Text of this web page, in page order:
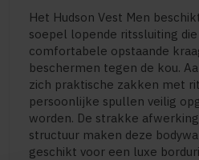
Het Hudson Vest Men
soepel lopende ritssluiting
comfortabele opstaande
beschermen tegen de kou.
zich praktische zakken met
persoonlijke spullen veilig
worden. De strakke
structuur maken deze
geschikt voor een luxe